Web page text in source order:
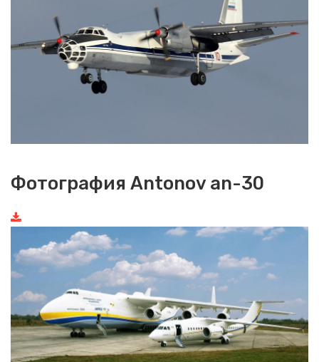
Фотография Antonov an-30